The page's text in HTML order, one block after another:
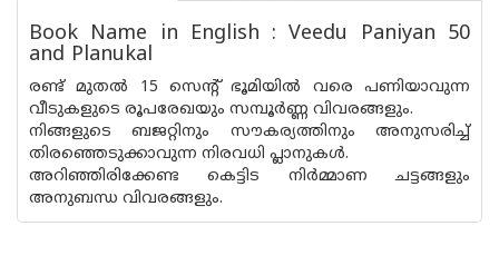
Book Name in English : Veedu Paniyan 50
and Planukal
രണ്ട് മുതല്‍ 15 സെന്റ് ഭൂമിയില്‍ വരെ പണിയാവുന്ന
വീടുകളുടെ രൂപരേഖയും സമ്പൂര്‍ണ്ണ വിവരങ്ങളും.
നിങ്ങളുടെ ബജറ്റിനും സൗകര്യത്തിനും അനുസരിച്ച്
തിരഞ്ഞെടുക്കാവുന്ന നിരവധി പ്ലാനുകള്‍.
അറിഞ്ഞിരിക്കേണ്ട കെട്ടിട നിര്‍മ്മാണ ചട്ടങ്ങളും
അനുബന്ധ വിവരങ്ങളും.